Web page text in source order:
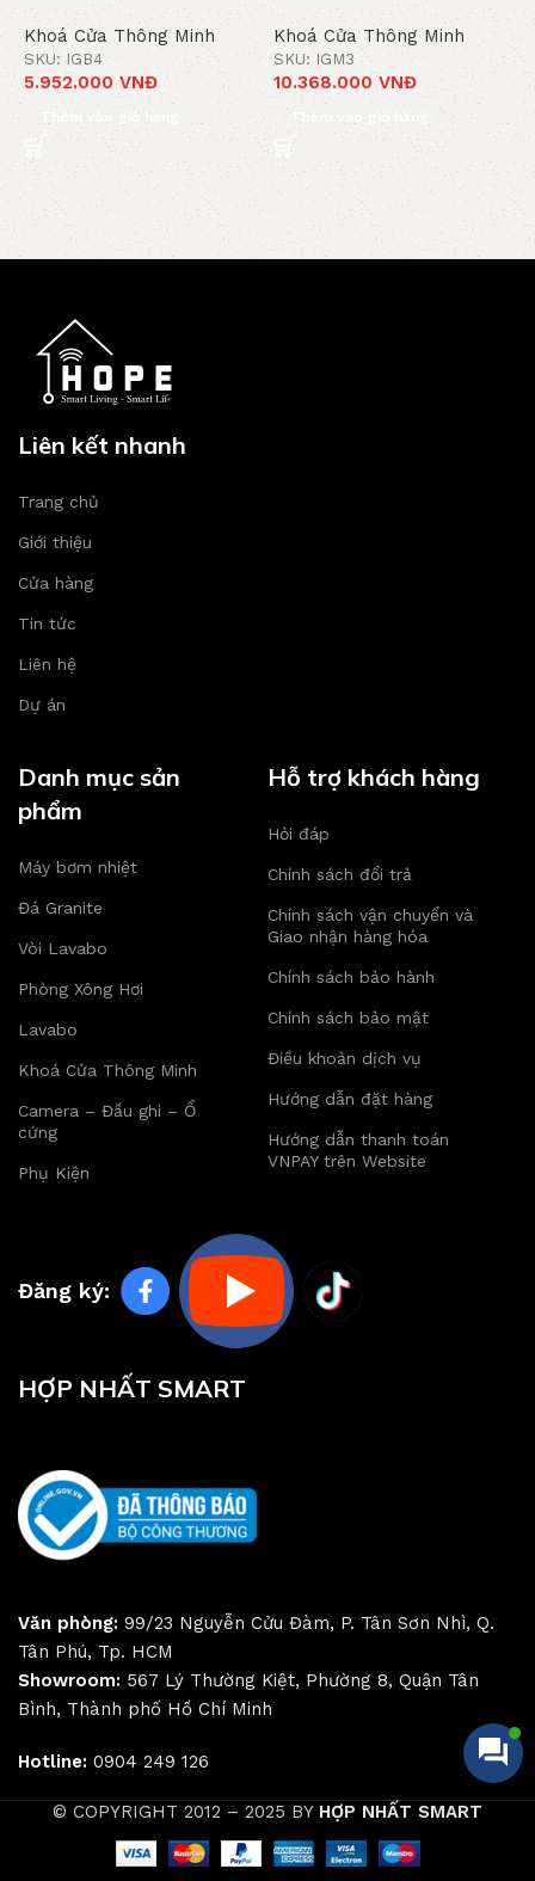
Khoá Cửa Thông Minh
SKU: IGB4
5.952.000 VNĐ
Thêm vào giỏ hàng
Khoá Cửa Thông Minh
SKU: IGM3
10.368.000VNĐ
Thêm vào giỏ hàng
Liên kết nhanh
Trang chủ
Giới thiệu
Cửa hàng
Tin tức
Liên hệ
Dự án
Danh mục sản
phẩm
Máy bơm nhiệt
Đá Granite
Vòi Lavabo
Phòng Xông Hơi
Lavabo
Khoá Cửa Thông Minh
Camera – Đầu ghi – Ổ
cứng
Phụ Kiện
Hỗ trợ khách hàng
Hỏi đáp
Chính sách đổi trả
Chính sách vận chuyển và
Giao nhận hàng hóa
Chính sách bảo hành
Chính sách bảo mật
Điều khoản dịch vụ
Hướng dẫn đặt hàng
Hướng dẫn thanh toán
VNPAY trên Website
Đăng ký:
HỢP NHẤT SMART
Văn phòng: 99/23 Nguyễn Cửu Đàm, P. Tân Sơn Nhì, Q.
Tân Phú, Tp. HCM
Showroom: 567 Lý Thường Kiệt, Phường 8, Quận Tân
Bình, Thành phố Hồ Chí Minh
Hotline: 0904 249 126
© COPYRIGHT 2012 – 2025 BY HỢP NHẤT SMART